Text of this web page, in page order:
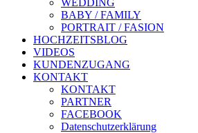
WEDDING
BABY / FAMILY
PORTRAIT / FASION
HOCHZEITSBLOG
VIDEOS
KUNDENZUGANG
KONTAKT
KONTAKT
PARTNER
FACEBOOK
Datenschutzerklärung